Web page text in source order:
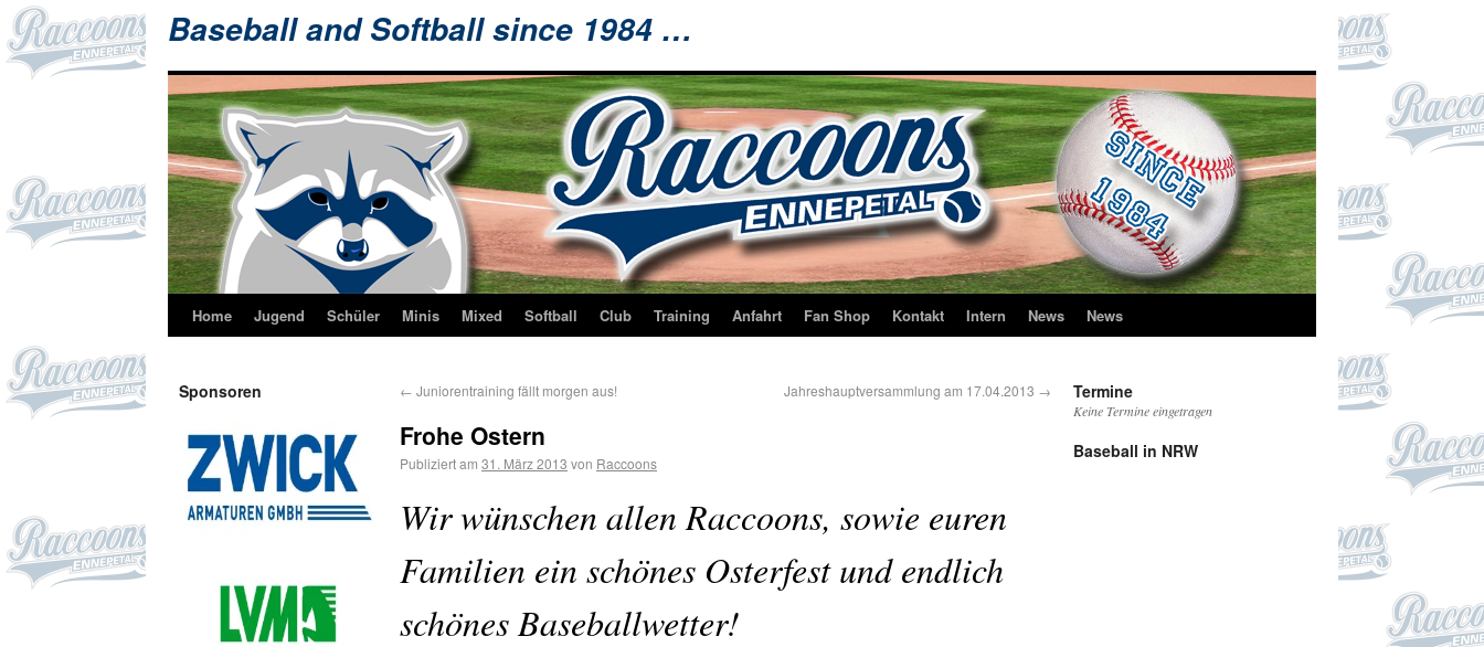
Baseball and Softball since 1984 …
Home Jugend Schüler Minis Mixed Softball Club Training Anfahrt Fan Shop Kontakt Intern News News
← Juniorentraining fällt morgen aus! Jahreshauptversammlung am 17.04.2013 →
Frohe Ostern
Publiziert am 31. März 2013 von Raccoons
Wir wünschen allen Raccoons, sowie euren
Familien ein schönes Osterfest und endlich
schönes Baseballwetter!
Sponsoren Termine
Keine Termine eingetragen
Baseball in NRW